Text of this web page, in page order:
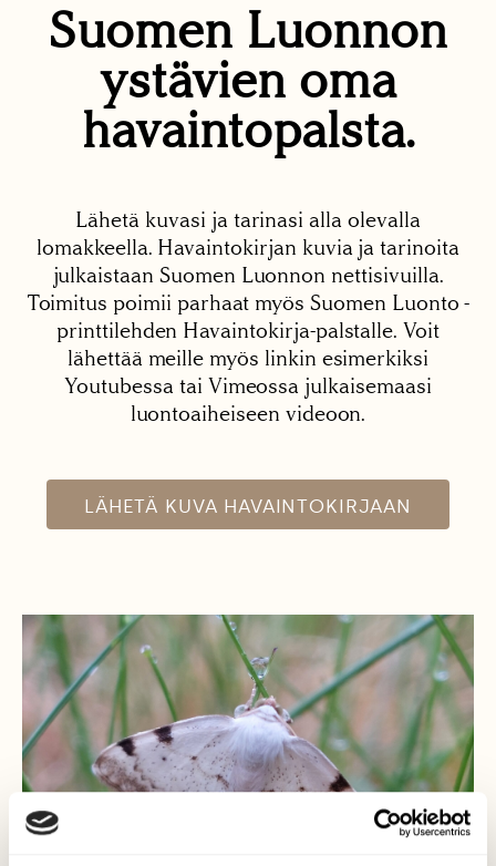
Suomen Luonnon
ystävien oma
havaintopalsta.
Lähetä kuvasi ja tarinasi alla olevalla
lomakkeella. Havaintokirjan kuvia ja tarinoita
julkaistaan Suomen Luonnon nettisivuilla.
Toimitus poimii parhaat myös Suomen Luonto -
printtilehden Havaintokirja-palstalle. Voit
lähettää meille myös linkin esimerkiksi
Youtubessa tai Vimeossa julkaisemaasi
luontoaiheiseen videoon.
LÄHETÄ KUVA HAVAINTOKIRJAAN